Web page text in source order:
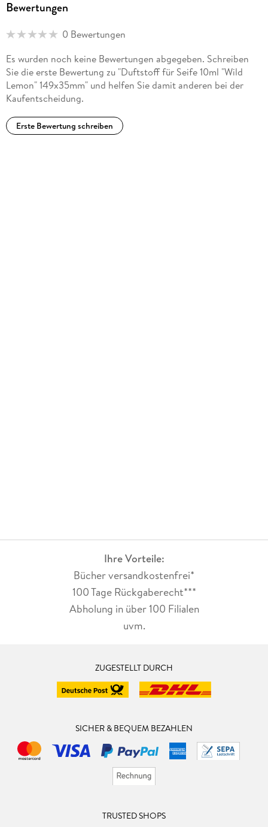
Bewertungen
0 Bewertungen
Es wurden noch keine Bewertungen abgegeben. Schreiben
Sie die erste Bewertung zu "Duftstoff für Seife 10ml "Wild
Lemon" 149x35mm" und helfen Sie damit anderen bei der
Kaufentscheidung.
Erste Bewertung schreiben
Ihre Vorteile:
Bücher versandkostenfrei*
100 Tage Rückgaberecht***
Abholung in über 100 Filialen
uvm.
ZUGESTELLT DURCH
SICHER & BEQUEM BEZAHLEN
TRUSTED SHOPS